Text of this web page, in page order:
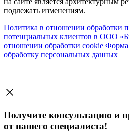
на сайте является архитектурным
подлежать изменениям.
Политика в отношении обработки
потенциальных клиентов в ООО
отношении обработки cookie Форма
обработку персональных данных
Получите консультацию и
от нашего специалиста!